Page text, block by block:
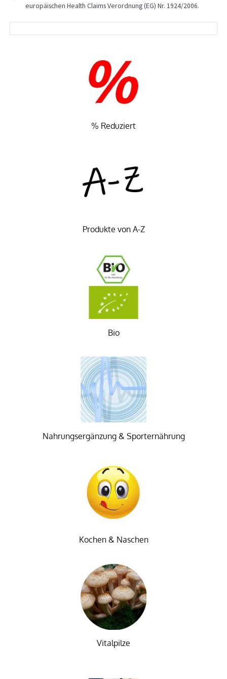
europäischen Health Claims Verordnung (EG) Nr. 1924/2006.
% Reduziert
Produkte von A-Z
Bio
Nahrungsergänzung & Sporternährung
Kochen & Naschen
Vitalpilze